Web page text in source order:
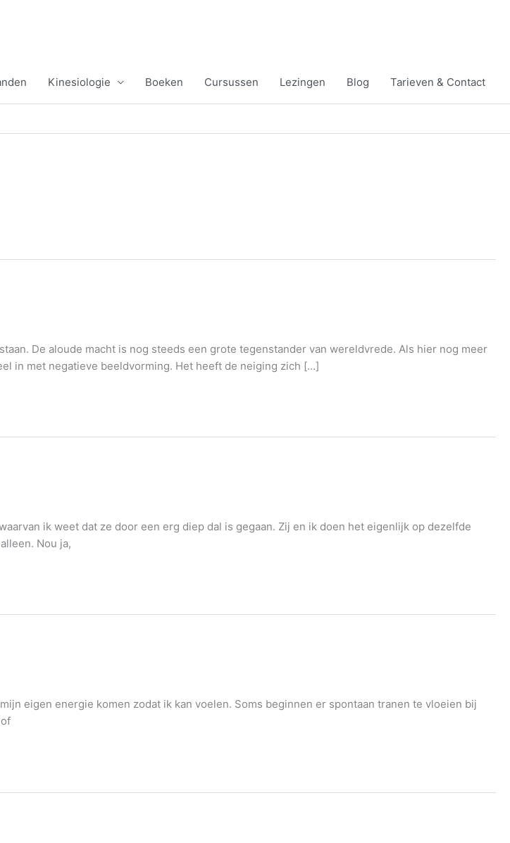
Kinesiologie Boeken Cursussen Lezingen Blog Tarieven & Contact
De aloude macht is nog steeds een grote tegenstander van wereldvrede. Als hier nog meer
in met negatieve beeldvorming. Het heeft de neiging zich […]
ik weet dat ze door een erg diep dal is gegaan. Zij en ik doen het eigenlijk op dezelfde
Nou ja,
eigen energie komen zodat ik kan voelen. Soms beginnen er spontaan tranen te vloeien bij